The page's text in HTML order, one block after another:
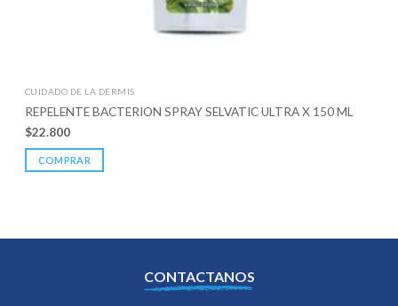
CUIDADO DE LA DERMIS
REPELENTE BACTERION SPRAY SELVATIC ULTRA X 150 ML
$22.800
COMPRAR
CONTACTANOS